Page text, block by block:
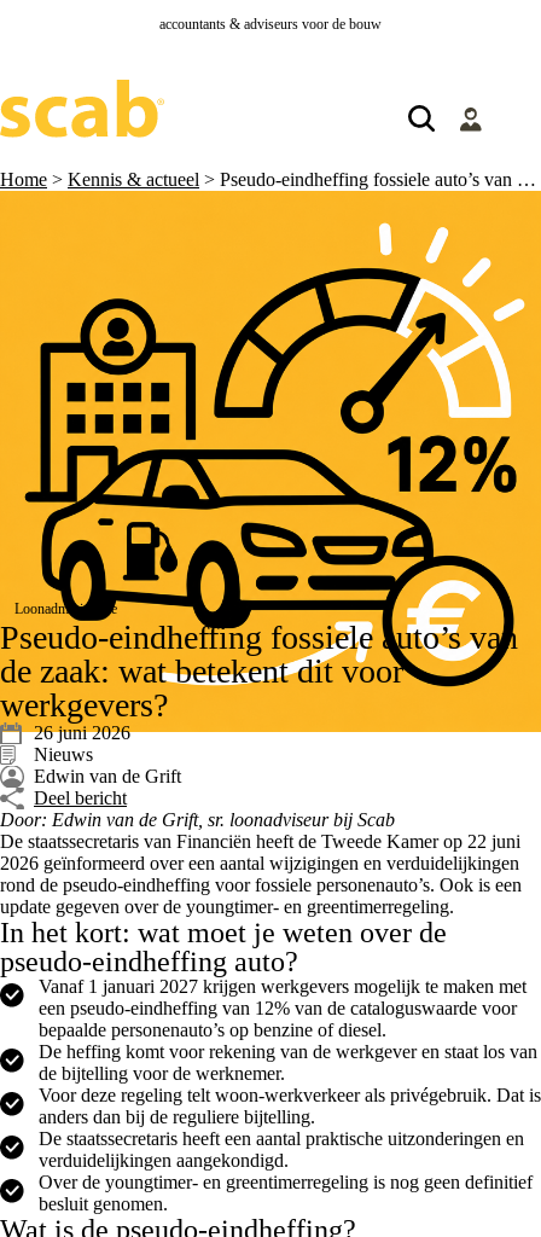
accountants & adviseurs voor de bouw
Home > Kennis & actueel > Pseudo-eindheffing fossiele auto’s van de zaak: wat betekent dit voor werkgevers?
Loonadministratie
Pseudo-eindheffing fossiele auto’s van
de zaak: wat betekent dit voor
werkgevers?
26 juni 2026
Nieuws
Edwin van de Grift
Deel bericht
Door: Edwin van de Grift, sr. loonadviseur bij Scab
De staatssecretaris van Financiën heeft de Tweede Kamer op 22 juni
2026 geïnformeerd over een aantal wijzigingen en verduidelijkingen
rond de pseudo-eindheffing voor fossiele personenauto’s. Ook is een
update gegeven over de youngtimer- en greentimerregeling.
In het kort: wat moet je weten over de
pseudo-eindheffing auto?
Vanaf 1 januari 2027 krijgen werkgevers mogelijk te maken met
een pseudo-eindheffing van 12% van de cataloguswaarde voor
bepaalde personenauto’s op benzine of diesel.
De heffing komt voor rekening van de werkgever en staat los van
de bijtelling voor de werknemer.
Voor deze regeling telt woon-werkverkeer als privégebruik. Dat is
anders dan bij de reguliere bijtelling.
De staatssecretaris heeft een aantal praktische uitzonderingen en
verduidelijkingen aangekondigd.
Over de youngtimer- en greentimerregeling is nog geen definitief
besluit genomen.
Wat is de pseudo-eindheffing?